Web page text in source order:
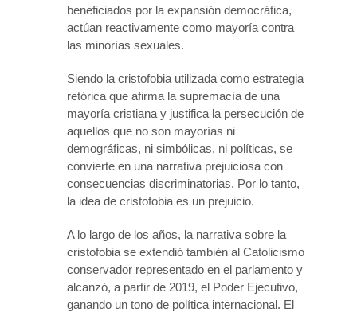
beneficiados por la expansión democrática,
actúan reactivamente como mayoría contra
las minorías sexuales.
Siendo la cristofobia utilizada como estrategia
retórica que afirma la supremacía de una
mayoría cristiana y justifica la persecución de
aquellos que no son mayorías ni
demográficas, ni simbólicas, ni políticas, se
convierte en una narrativa prejuiciosa con
consecuencias discriminatorias. Por lo tanto,
la idea de cristofobia es un prejuicio.
A lo largo de los años, la narrativa sobre la
cristofobia se extendió también al Catolicismo
conservador representado en el parlamento y
alcanzó, a partir de 2019, el Poder Ejecutivo,
ganando un tono de política internacional. El